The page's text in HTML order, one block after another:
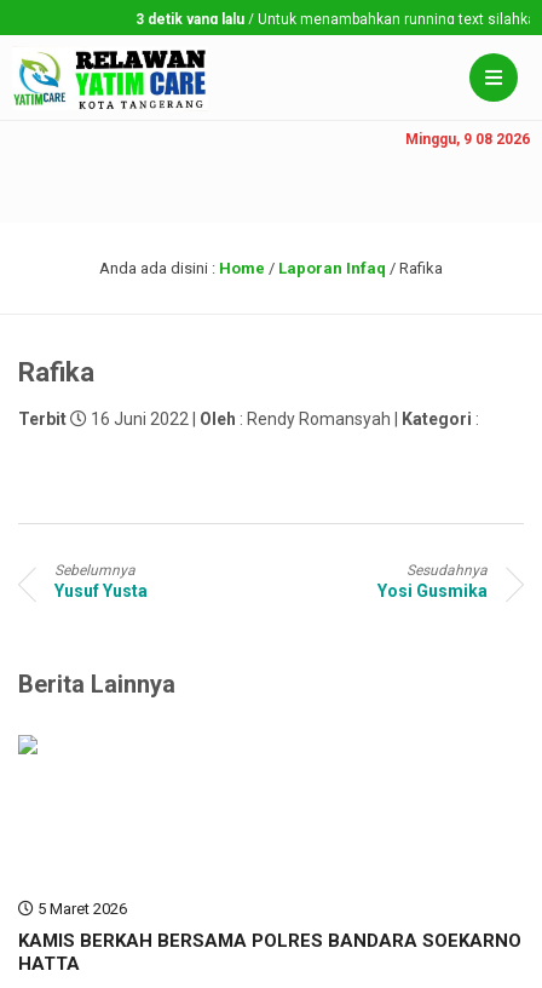
3 detik yang lalu/ Untuk menambahkan running text silahkan
Minggu, 9 08 2026
Anda ada disini : Home / Laporan Infaq / Rafika
Rafika
Terbit 16 Juni 2022 | Oleh : Rendy Romansyah | Kategori :
Sebelumnya
Yusuf Yusta
Sesudahnya
Yosi Gusmika
Berita Lainnya
5 Maret 2026
KAMIS BERKAH BERSAMA POLRES BANDARA SOEKARNO
HATTA